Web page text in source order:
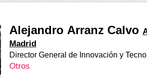
Alejandro Arranz Calvo
Madrid
Director General de Innovación y
Otros